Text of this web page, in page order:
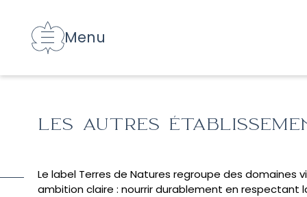
Menu
LES AUTRES
Le label Terres de Natures regroupe des
ambition claire : nourrir durablement en